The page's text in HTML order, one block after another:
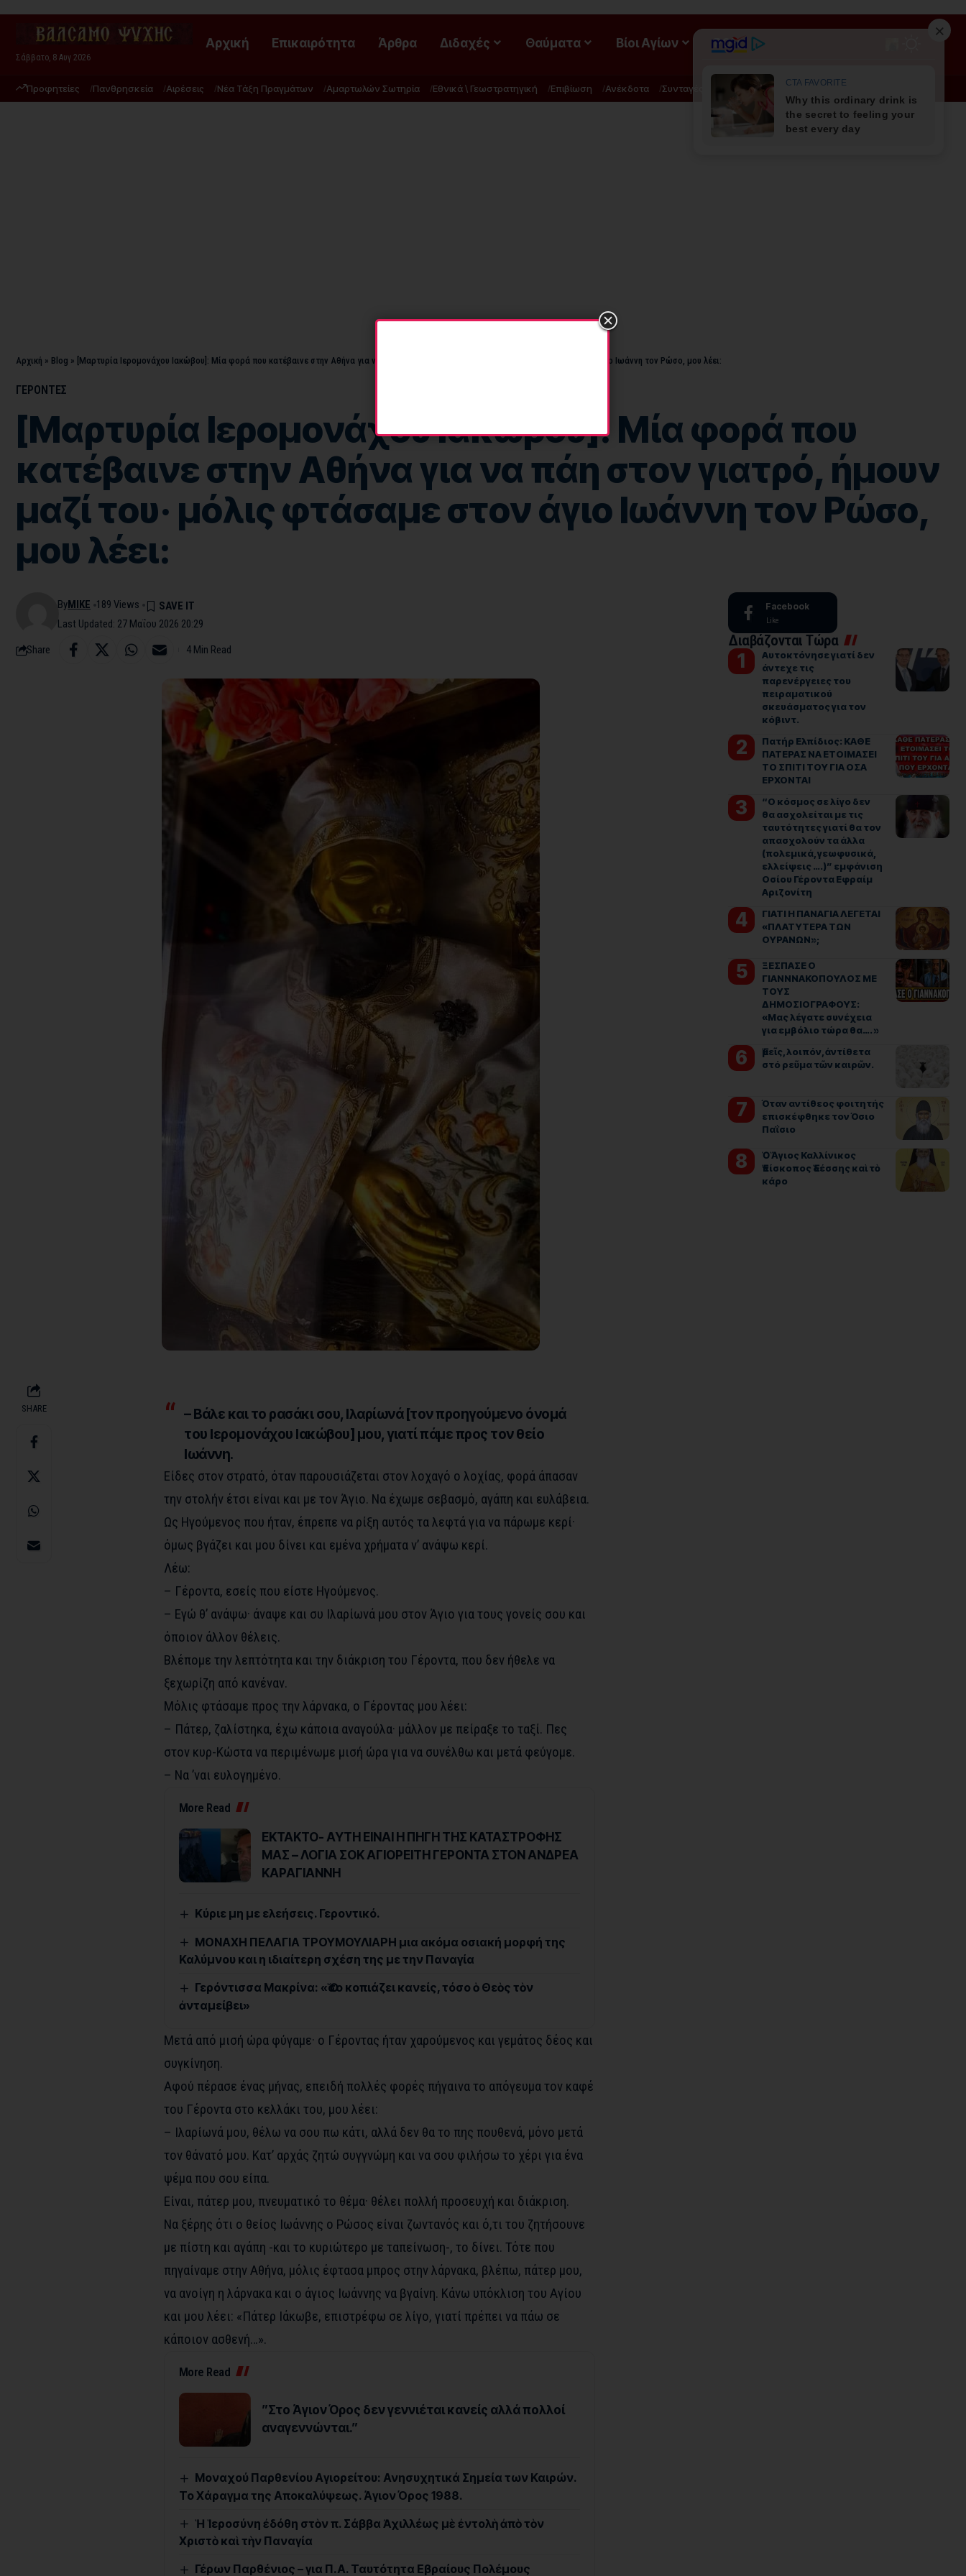
Σάββατο, 8 Αυγ 2026
Αρχική Επικαιρότητα Άρθρα Διδαχές Θαύματα Βίοι Αγίων ΡΟΗ
Προφητείες Πανθρησκεία Αιρέσεις Νέα Τάξη Πραγμάτων Αμαρτωλών Σωτηρία Εθνικά \ Γεωστρατηγική Επιβίωση Ανέκδοτα Συνταγές Διατροφή - Φυσική Ιατρική
Αρχική » Blog » [Μαρτυρία Ιερομονάχου Ιακώβου]: Μία φορά που κατέβαινε στην Αθήνα για να πάη στον γιατρό, ήμουν μαζί του· μόλις φτάσαμε στον άγιο Ιωάννη τον Ρώσο, μου λέει:
ΓΕΡΟΝΤΕΣ
[Μαρτυρία Ιερομονάχου Ιακώβου]: Μία φορά που
κατέβαινε στην Αθήνα για να πάη στον γιατρό, ήμουν
μαζί του· μόλις φτάσαμε στον άγιο Ιωάννη τον Ρώσο,
μου λέει:
Last Updated: 27 Μαΐου 2026 20:29
ByMIKE 189 Views
Share 4 Min Read
SHARE
– Βάλε και το ρασάκι σου, Ιλαρίωνά [τον προηγούμενο όνομά
του Ιερομονάχου Ιακώβου] μου, γιατί πάμε προς τον θείο
Ιωάννη.
Είδες στον στρατό, όταν παρουσιάζεται στον λοχαγό ο λοχίας, φορά άπασαν
την στολήν έτσι είναι και με τον Άγιο. Να έχωμε σεβασμό, αγάπη και ευλάβεια.
Ως Ηγούμενος που ήταν, έπρεπε να ρίξη αυτός τα λεφτά για να πάρωμε κερί·
όμως βγάζει και μου δίνει και εμένα χρήματα ν’ ανάψω κερί.
Λέω:
– Γέροντα, εσείς που είστε Ηγούμενος.
– Εγώ θ’ ανάψω· άναψε και συ Ιλαρίωνά μου στον Άγιο για τους γονείς σου και
όποιον άλλον θέλεις.
Βλέπομε την λεπτότητα και την διάκριση του Γέροντα, που δεν ήθελε να
ξεχωρίζη από κανέναν.
Μόλις φτάσαμε προς την λάρνακα, ο Γέροντας μου λέει:
– Πάτερ, ζαλίστηκα, έχω κάποια αναγούλα· μάλλον με πείραξε το ταξί. Πες
στον κυρ-Κώστα να περιμένωμε μισή ώρα για να συνέλθω και μετά φεύγομε.
– Να ’ναι ευλογημένο.
More Read
ΕΚΤΑΚΤΟ- ΑΥΤΗ ΕΙΝΑΙ Η ΠΗΓΗ ΤΗΣ ΚΑΤΑΣΤΡΟΦΗΣ
ΜΑΣ – ΛΟΓΙΑ ΣΟΚ ΑΓΙΟΡΕΙΤΗ ΓΕΡΟΝΤΑ ΣΤΟΝ ΑΝΔΡΕΑ
ΚΑΡΑΓΙΑΝΝΗ
Kύριε μη με ελεήσεις. Γεροντικό.
ΜΟΝΑΧΗ ΠΕΛΑΓΙΑ ΤΡΟΥΜΟΥΛΙΑΡΗ μια ακόμα οσιακή μορφή της
Καλύμνου και η ιδιαίτερη σχέση της με την Παναγία
Γερόντισσα Μακρίνα: «Ὅσο κοπιάζει κανείς, τόσο ὁ Θεὸς τὸν
ἀνταμείβει»
Μετά από μισή ώρα φύγαμε· ο Γέροντας ήταν χαρούμενος και γεμάτος δέος και
συγκίνηση.
Αφού πέρασε ένας μήνας, επειδή πολλές φορές πήγαινα το απόγευμα τον καφέ
του Γέροντα στο κελλάκι του, μου λέει:
– Ιλαρίωνά μου, θέλω να σου πω κάτι, αλλά δεν θα το πης πουθενά, μόνο μετά
τον θάνατό μου. Κατ’ αρχάς ζητώ συγγνώμη και να σου φιλήσω το χέρι για ένα
ψέμα που σου είπα.
Είναι, πάτερ μου, πνευματικό το θέμα· θέλει πολλή προσευχή και διάκριση.
Να ξέρης ότι ο θείος Ιωάννης ο Ρώσος είναι ζωντανός και ό,τι του ζητήσουνε
με πίστη και αγάπη -και το κυριώτερο με ταπείνωση-, το δίνει. Τότε που
πηγαίναμε στην Αθήνα, μόλις έφτασα μπρος στην λάρνακα, βλέπω, πάτερ μου,
να ανοίγη η λάρνακα και ο άγιος Ιωάννης να βγαίνη. Κάνω υπόκλιση του Αγίου
και μου λέει: «Πάτερ Ιάκωβε, επιστρέφω σε λίγο, γιατί πρέπει να πάω σε
κάποιον ασθενή…».
More Read
”Στο Άγιον Όρος δεν γεννιέται κανείς αλλά πολλοί
αναγεννώνται.”
Μοναχού Παρθενίου Αγιορείτου: Ανησυχητικά Σημεία των Καιρών.
Το Χάραγμα της Αποκαλύψεως. Άγιον Όρος 1988.
Ἡ Ἱεροσύνη ἐδόθη στὸν π. Σάββα Ἀχιλλέως μὲ ἐντολὴ ἀπὸ τὸν
Χριστὸ καὶ τὴν Παναγία
Γέρων Παρθένιος – για Π.Α. Ταυτότητα Εβραίους Πολέμους
Facebook
Like
Διαβάζονται Τώρα
Αυτοκτόνησε γιατί δεν
άντεχε τις
παρενέργειες του
πειραματικού
σκευάσματος για τον
κόβιντ.
Πατήρ Ελπίδιος: ΚΑΘΕ
ΠΑΤΕΡΑΣ ΝΑ ΕΤΟΙΜΑΣΕΙ
ΤΟ ΣΠΙΤΙ ΤΟΥ ΓΙΑ ΟΣΑ
ΕΡΧΟΝΤΑΙ
“Ο κόσμος σε λίγο δεν
θα ασχολείται με τις
ταυτότητες γιατί θα τον
απασχολούν τα άλλα
(πολεμικά, γεωφυσικά,
ελλείψεις ….)” εμφάνιση
Οσίου Γέροντα Εφραίμ
Αριζονίτη
ΓΙΑΤΙ Η ΠΑΝΑΓΙΑ ΛΕΓΕΤΑΙ
«ΠΛΑΤΥΤΕΡΑ ΤΩΝ
ΟΥΡΑΝΩΝ»;
ΞΕΣΠΑΣΕ Ο
ΓΙΑΝΝΝΑΚΟΠΟΥΛΟΣ ΜΕ
ΤΟΥΣ
ΔΗΜΟΣΙΟΓΡΑΦΟΥΣ:
«Μας λέγατε συνέχεια
για εμβόλιο τώρα θα…. »
Ἐμεῖς, λοιπόν, ἀντίθετα
στό ρεῦμα τῶν καιρῶν.
Όταν αντίθεος φοιτητής
επισκέφθηκε τον Όσιο
Παΐσιο
Ὁ Ἅγιος Καλλίνικος
Ἐπίσκοπος Ἐδέσσης καὶ τὸ
κάρο